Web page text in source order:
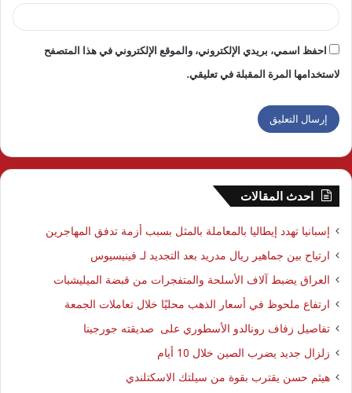
احفظ اسمي، بريدي الإلكتروني، والموقع الإلكتروني في هذا المتصفح
لاستخدامها المرة المقبلة في تعليقي.
احدث المقالات
إسبانيا تهدد إيطاليا بالمعاملة بالمثل بسبب أزمة تدفق المهاجرين
ارتياح بين جماهير ريال مدريد بعد التجديد لـ فينيسيوس
العراق يضبط آلاف الأسلحة والمتفجرات من قبضة الميليشبات
ارتفاع ملحوظ في أسعار الذهب محليًا خلال تعاملات الجمعة
تفاصيل زفاف رونالدو الأسطوري على صديقته جورجينا
زلزال جديد يضرب الصين خلال 10 أيام
هيثم حسن يقترب بقوة من سيلتك الاسكتلندي